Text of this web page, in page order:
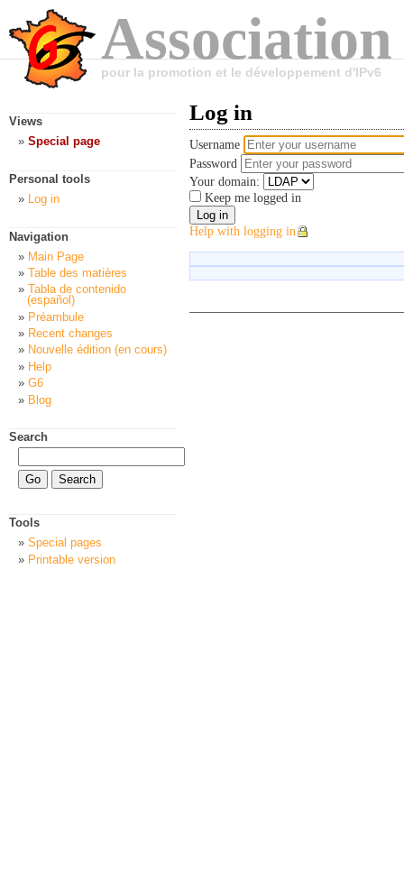
pour la promotion et le développement d'IPv6
Log in
Username
Password
Your domain:
Keep me logged in
Help with logging in
Views
Special page
Personal tools
Log in
Navigation
Main Page
Table des matières
Tabla de contenido
(español)
Préambule
Recent changes
Nouvelle édition (en cours)
Help
G6
Blog
Search
Tools
Special pages
Printable version